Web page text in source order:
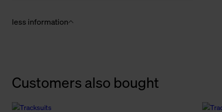
less information
Customers also bought